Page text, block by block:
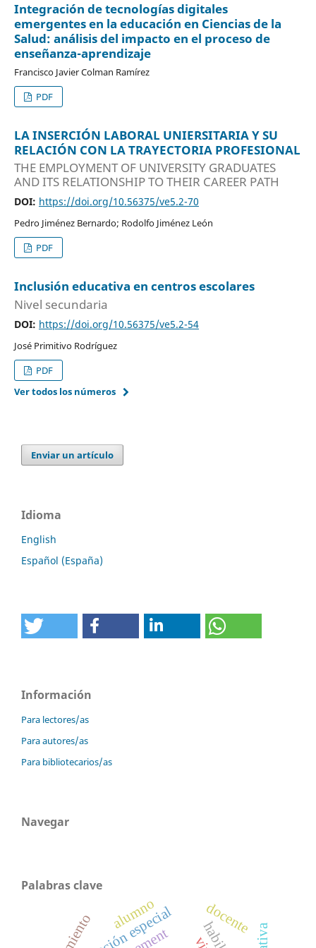
Integración de tecnologías digitales
emergentes en la educación en Ciencias de la
Salud: análisis del impacto en el proceso de
enseñanza-aprendizaje
Francisco Javier Colman Ramírez
PDF
LA INSERCIÓN LABORAL UNIERSITARIA Y SU
RELACIÓN CON LA TRAYECTORIA PROFESIONAL
THE EMPLOYMENT OF UNIVERSITY GRADUATES
AND ITS RELATIONSHIP TO THEIR CAREER PATH
DOI: https://doi.org/10.56375/ve5.2-70
Pedro Jiménez Bernardo; Rodolfo Jiménez León
PDF
Inclusión educativa en centros escolares
Nivel secundaria
DOI: https://doi.org/10.56375/ve5.2-54
José Primitivo Rodríguez
PDF
Ver todos los números
Enviar un artículo
Idioma
English
Español (España)
Información
Para lectores/as
Para autores/as
Para bibliotecarios/as
Navegar
Palabras clave
docente
alumno